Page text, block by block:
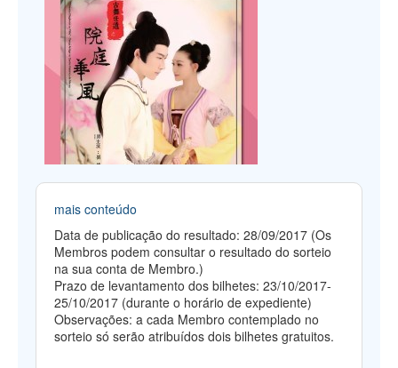
mais conteúdo
Data de publicação do resultado: 28/09/2017 (Os
Membros podem consultar o resultado do sorteio
na sua conta de Membro.)
Prazo de levantamento dos bilhetes: 23/10/2017-
25/10/2017 (durante o horário de expediente)
Observações: a cada Membro contemplado no
sorteio só serão atribuídos dois bilhetes gratuitos.